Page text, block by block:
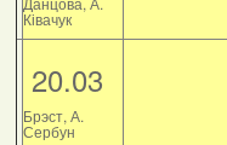
Ківачук
20.03
Брэст, А.
Сербун